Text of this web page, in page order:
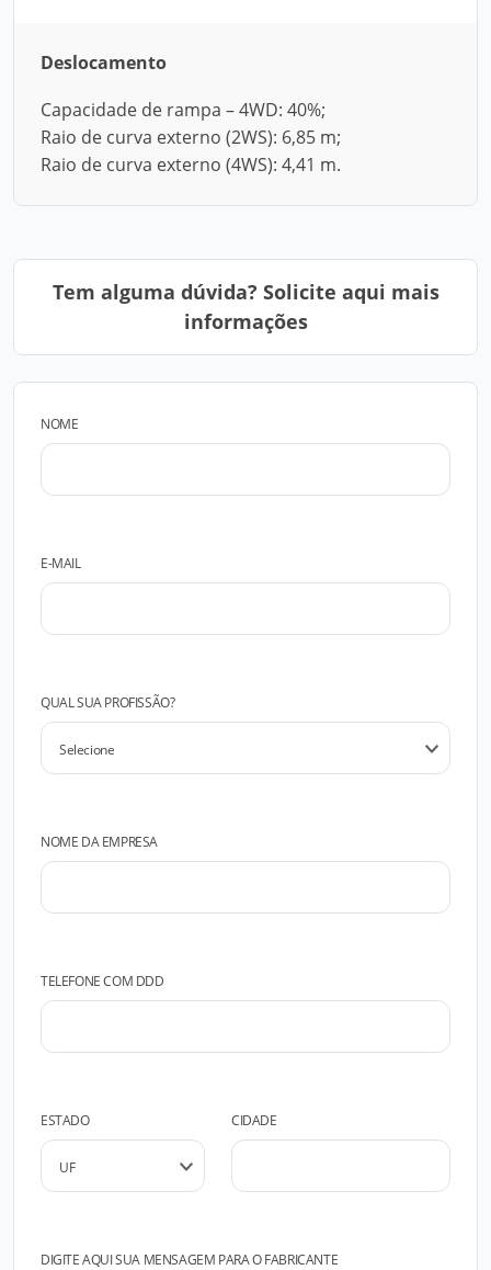
Deslocamento
Capacidade de rampa – 4WD: 40%;
Raio de curva externo (2WS): 6,85 m;
Raio de curva externo (4WS): 4,41 m.
Tem alguma dúvida? Solicite aqui mais
informações
NOME
E-MAIL
QUAL SUA PROFISSÃO?
NOME DA EMPRESA
TELEFONE COM DDD
ESTADO CIDADE
DIGITE AQUI SUA MENSAGEM PARA O FABRICANTE